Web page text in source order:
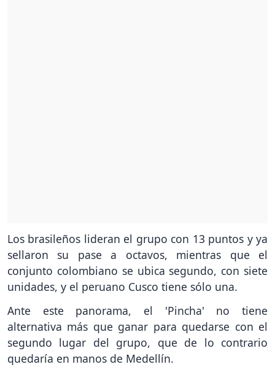
Los brasileños lideran el grupo con 13 puntos y ya
sellaron su pase a octavos, mientras que el
conjunto colombiano se ubica segundo, con siete
unidades, y el peruano Cusco tiene sólo una.
Ante este panorama, el 'Pincha' no tiene
alternativa más que ganar para quedarse con el
segundo lugar del grupo, que de lo contrario
quedaría en manos de Medellín.